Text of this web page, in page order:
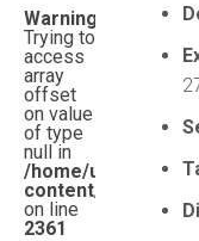
Warning
Trying to
access
array
offset
on value
of type
null in
/home/
content/themes/
on line
2361